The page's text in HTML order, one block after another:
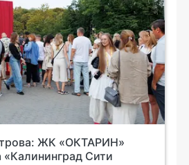
ЖК «ОКТАРИН»
«Калининград Сити